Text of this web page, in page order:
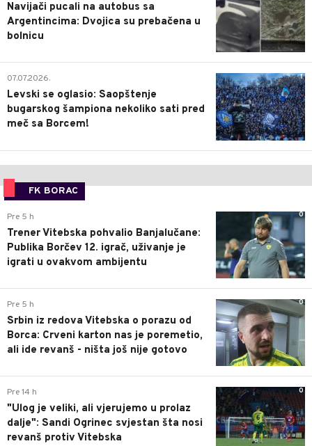
Navijači pucali na autobus sa
Argentincima: Dvojica su prebačena u
bolnicu
1
07.07.2026.
Levski se oglasio: Saopštenje
bugarskog šampiona nekoliko sati pred
meč sa Borcem!
FK BORAC
0
Pre 5 h
Trener Vitebska pohvalio Banjalučane:
Publika Borčev 12. igrač, uživanje je
igrati u ovakvom ambijentu
0
Pre 5 h
Srbin iz redova Vitebska o porazu od
Borca: Crveni karton nas je poremetio,
ali ide revanš - ništa još nije gotovo
0
Pre 14 h
"Ulog je veliki, ali vjerujemo u prolaz
dalje": Sandi Ogrinec svjestan šta nosi
revanš protiv Vitebska